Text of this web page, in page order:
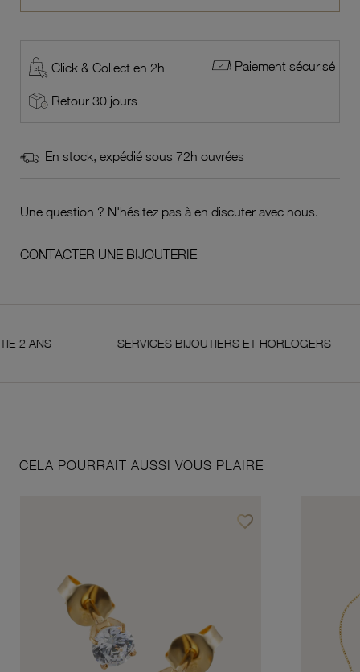
Click & Collect en 2h Paiement sécurisé
Retour 30 jours
En stock, expédié sous 72h ouvrées
Une question ? N'hésitez pas à en discuter avec nous.
CONTACTER UNE BIJOUTERIE
SERVICES BIJOUTIERS ET HORLOGERS
CELA POURRAIT AUSSI VOUS PLAIRE
favorite_borderAjouter à vos favoris